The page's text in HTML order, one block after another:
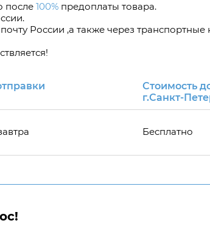
после 100% предоплаты товара.
почту России ,а также через
Стоимость
г.Санкт-
Бесплатно